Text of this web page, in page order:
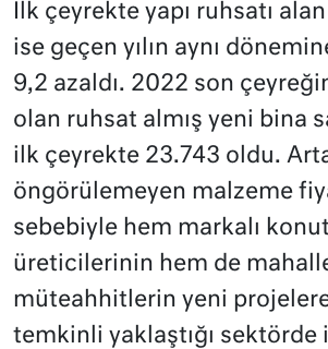
İlk çeyrekte yapı ruhsatı alan
ise geçen yılın aynı
9,2 azaldı. 2022 son
olan ruhsat almış yeni bina
ilk çeyrekte 23.743 oldu.
öngörülemeyen malzeme
sebebiyle hem markalı konut
üreticilerinin hem de
müteahhitlerin yeni
temkinli yaklaştığı sektörde